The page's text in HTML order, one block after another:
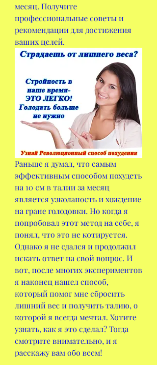
месяц. Получите
профессиональные советы и
рекомендации для достижения
ваших целей.
Раньше я думал, что самым
эффективным способом похудеть
на 10 см в талии за месяц
является узколапость и хождение
на гране голодовки. Но когда я
попробовал этот метод на себе, я
понял, что это не котируется.
Однако я не сдался и продолжил
искать ответ на свой вопрос. И
вот, после многих экспериментов
я наконец нашел способ,
который помог мне сбросить
лишний вес и получить талию, о
которой я всегда мечтал. Хотите
узнать, как я это сделал? Тогда
смотрите внимательно, и я
расскажу вам обо всем!